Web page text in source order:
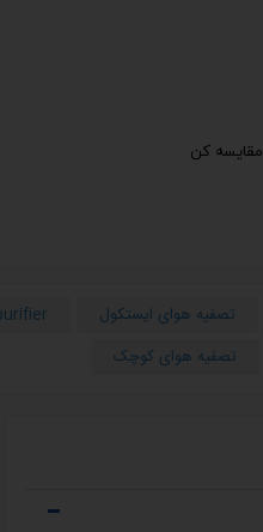
مقایسه کن
تصفیه هوای ایستکول
تصفیه هوای کوچک